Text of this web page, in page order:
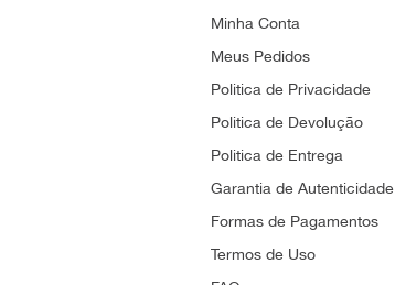
Minha Conta
Meus Pedidos
Politica de Privacidade
Politica de Devolução
Politica de Entrega
Garantia de Autenticidade
Formas de Pagamentos
Termos de Uso